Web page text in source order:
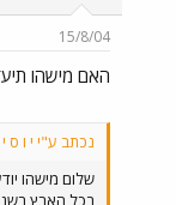
15/8/04
האם מישהו
נכתב ע"י י ו ס י 2:
שלום מישהו